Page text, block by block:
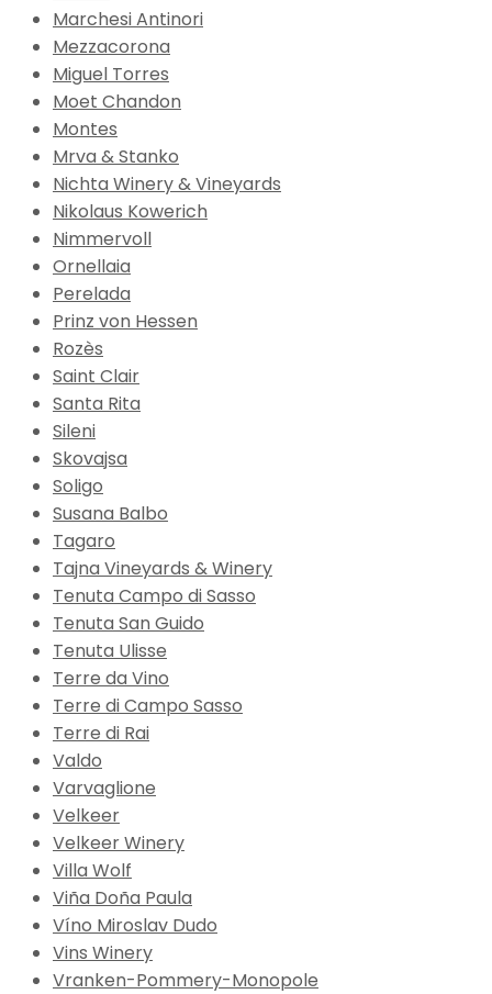
Marchesi Antinori
Mezzacorona
Miguel Torres
Moet Chandon
Montes
Mrva & Stanko
Nichta Winery & Vineyards
Nikolaus Kowerich
Nimmervoll
Ornellaia
Perelada
Prinz von Hessen
Rozès
Saint Clair
Santa Rita
Sileni
Skovajsa
Soligo
Susana Balbo
Tagaro
Tajna Vineyards & Winery
Tenuta Campo di Sasso
Tenuta San Guido
Tenuta Ulisse
Terre da Vino
Terre di Campo Sasso
Terre di Rai
Valdo
Varvaglione
Velkeer
Velkeer Winery
Villa Wolf
Viña Doña Paula
Víno Miroslav Dudo
Vins Winery
Vranken-Pommery-Monopole